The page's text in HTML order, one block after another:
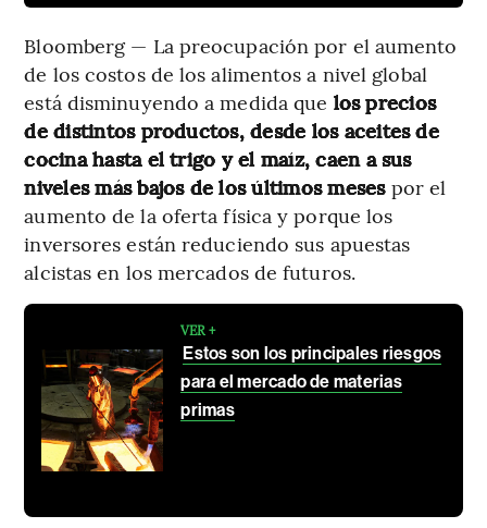
Bloomberg — La preocupación por el aumento
de los costos de los alimentos a nivel global
está disminuyendo a medida que los precios
de distintos productos, desde los aceites de
cocina hasta el trigo y el maíz, caen a sus
niveles más bajos de los últimos mesespor el
aumento de la oferta física y porque los
inversores están reduciendo sus apuestas
alcistas en los mercados de futuros.
VER +
Estos son los principales riesgos
para el mercado de materias
primas